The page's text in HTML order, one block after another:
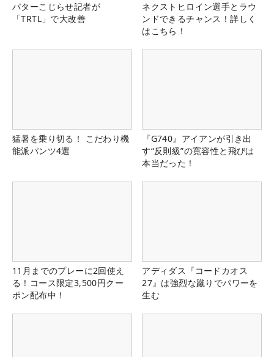
パターこじらせ記者が
「TRTL」で大改善
ネクストヒロイン選手とラウ
ンドできるチャンス！詳しく
はこちら！
猛暑を乗り切る！ こだわり機
能派パンツ4選
『G740』アイアンが引き出
す“反則級”の寛容性と飛びは
本当だった！
11月までのプレーに2回使え
る！コース限定3,500円クー
ポン配布中！
アディダス『コードカオス
27』は強烈な蹴りでパワーを
生む